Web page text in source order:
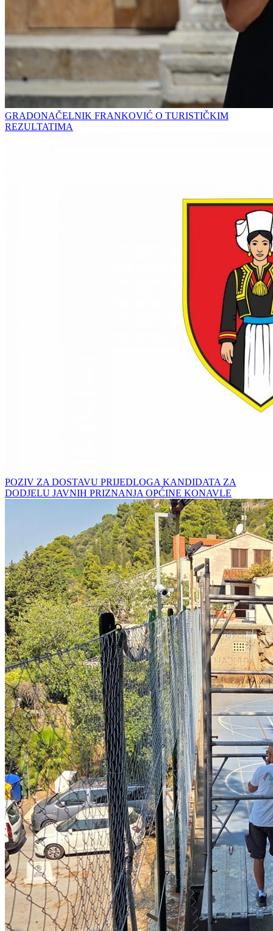
GRADONAČELNIK FRANKOVIĆ O TURISTIČKIM
REZULTATIMA
POZIV ZA DOSTAVU PRIJEDLOGA KANDIDATA ZA
DODJELU JAVNIH PRIZNANJA OPĆINE KONAVLE